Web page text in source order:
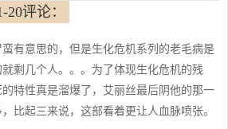
评论：
有意思的，但是生化危机系列的老毛病是
剩几个人。。。为了体现生化危机的残
特性真是溜爆了，艾丽丝最后阴他的那一
比起三来说，这部看着更让人血脉喷张。